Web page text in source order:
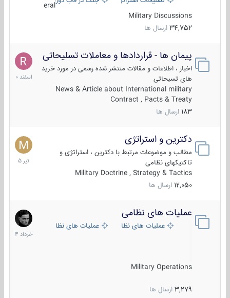
eral
Military Discussions
34,752 ارسال ها
پیمان ها - قراردادها و معاملات تسلیحاتی
اخبار ، اطلاعات و مقالات منتشر شده رسمی در مورد خرید
های تسیحاتی
News & Article about International military
Contract , Pacts & Treaty
183 ارسال ها
7
اسفند
1400
دکترین و استراتژی
مطالب و موضوعات مرتبط با دکترین ، استراتژی و
تاکتیکهای نظامی
Military Doctrine , Strategy & Tactics
12,050 ارسال ها
27
تیر
1405
عملیات های نظامی
عملیات های نظامی ایرانعملیات های نظامی خارجی
Military Operations
3,279 ارسال ها
5
خرداد
1404